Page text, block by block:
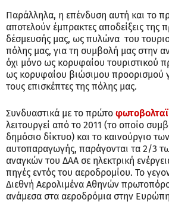
Παράλληλα, η επένδυση αυτή και το
αποτελούν έμπρακτες αποδείξεις της
δέσμευσής μας, ως πυλώνα του
πόλης μας, για τη συμβολή μας στην
όχι μόνο ως κορυφαίου τουριστικού
ως κορυφαίου βιώσιμου προορισμού
τους επισκέπτες της πόλης μας.
Συνδυαστικά με το πρώτο
λειτουργεί από το 2011 (το οποίο
δημόσιο δίκτυο) και το καινούργιο
αυτοπαραγωγής, παράγονται τα 2/3
αναγκών του ΔΑΑ σε ηλεκτρική
πηγές εντός του αεροδρομίου. Το
Διεθνή Αερολιμένα Αθηνών
ανάμεσα στα αεροδρόμια στην